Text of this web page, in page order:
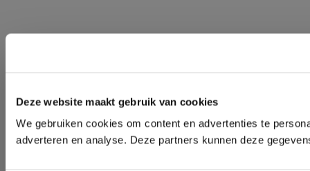
Deze website maakt gebruik van cookies
We gebruiken cookies om content en advertenties te
adverteren en analyse. Deze partners kunnen deze